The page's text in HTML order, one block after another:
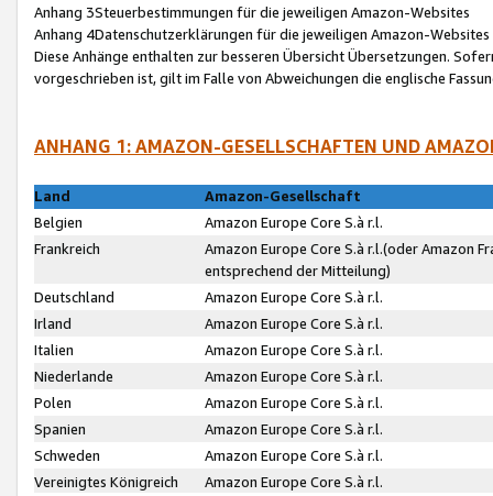
Anhang 3Steuerbestimmungen für die jeweiligen Amazon-Websites
Anhang 4Datenschutzerklärungen für die jeweiligen Amazon-Websites
Diese Anhänge enthalten zur besseren Übersicht Übersetzungen.
vorgeschrieben ist, gilt im Falle von Abweichungen die englische
ANHANG 1: AMAZON-GESELLSCHAFTEN UND
Land
Amazon-Gesellschaft
Belgien
Amazon Europe Core S.à r.l.
Frankreich
Amazon Europe Core S.à r.l.(oder Amazon
entsprechend der Mitteilung)
Deutschland
Amazon Europe Core S.à r.l.
Irland
Amazon Europe Core S.à r.l.
Italien
Amazon Europe Core S.à r.l.
Niederlande
Amazon Europe Core S.à r.l.
Polen
Amazon Europe Core S.à r.l.
Spanien
Amazon Europe Core S.à r.l.
Schweden
Amazon Europe Core S.à r.l.
Vereinigtes Königreich
Amazon Europe Core S.à r.l.